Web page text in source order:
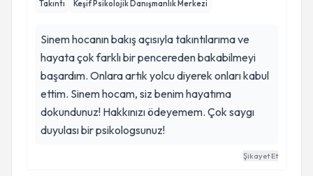
Takıntı Keşif Psikolojik Danışmanlık Merkezi
Sinem hocanın bakış açısıyla takıntılarıma ve
hayata çok farklı bir pencereden bakabilmeyi
başardım. Onlara artık yolcu diyerek onları kabul
ettim. Sinem hocam, siz benim hayatıma
dokundunuz! Hakkınızı ödeyemem. Çok saygı
duyulası bir psikologsunuz!
Şikayet Et